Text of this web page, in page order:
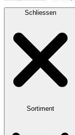
Schliessen
Sortiment